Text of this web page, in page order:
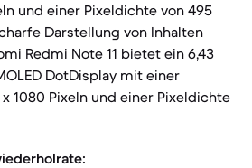
und einer Pixeldichte von 495
Darstellung von Inhalten
Redmi Note 11 bietet ein 6,43
DotDisplay mit einer
1080 Pixeln und einer Pixeldichte